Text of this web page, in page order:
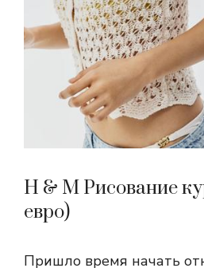
H & M Рисование
евро)
Пришло время начать